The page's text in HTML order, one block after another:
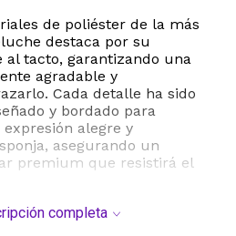
de poliéster de la más
destaca por su
tacto, garantizando una
agradable y
Cada detalle ha sido
y bordado para
alegre y
asegurando un
premium que resistirá el
oficial de
completa